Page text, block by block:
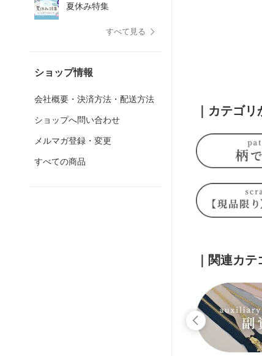
夏休み特集
すべて見る
ショップ情報
会社概要・決済方法・配送方法
ショップへ問い合わせ
メルマガ登録・変更
すべての商品
｜カテゴ
｜関連カテ